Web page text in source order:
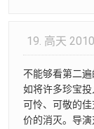
19. 高天
不能够看第二
如将许多珍宝投
可怜、可敬的
价的消灭。导